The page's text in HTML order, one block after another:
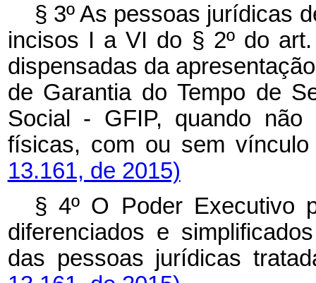
§ 3º As pessoas jurídicas
incisos I a VI do § 2º do
dispensadas da
de Garantia do Tempo de
Social - GFIP, quando
físicas, com ou sem
13.161, de 2015)
§ 4º O Poder Executivo
diferenciados e
das pessoas jurídicas